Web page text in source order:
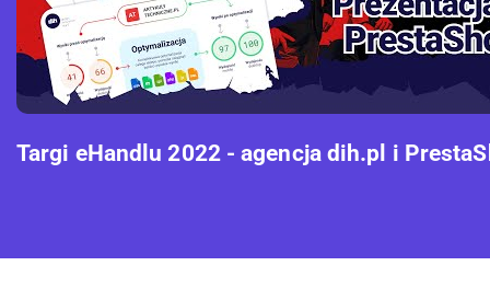
Targi eHandlu 2022 - agencja dih.pl i